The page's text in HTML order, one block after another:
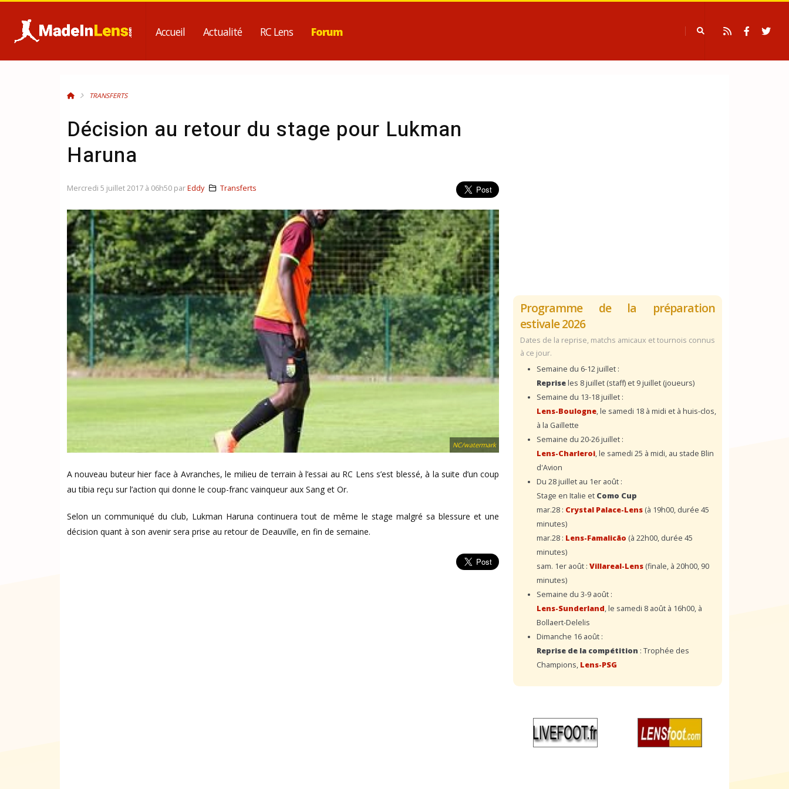
Accueil Actualité RC Lens Forum
TRANSFERTS
Décision au retour du stage pour Lukman
Haruna
NC/watermark
A nouveau buteur hier face à Avranches, le milieu de terrain à l’essai au RC Lens s’est blessé, à la suite d’un coup
au tibia reçu sur l’action qui donne le coup-franc vainqueur aux Sang et Or.
Selon un communiqué du club, Lukman Haruna continuera tout de même le stage malgré sa blessure et une
décision quant à son avenir sera prise au retour de Deauville, en fin de semaine.
Mercredi 5 juillet 2017 à 06h50 parEddy Transferts
Programme de la préparation
estivale 2026
Dates de la reprise, matchs amicaux et tournois connus
à ce jour.
Semaine du 6-12 juillet :
Repriseles 8 juillet (staff) et 9 juillet (joueurs)
Semaine du 13-18 juillet :
Lens-Boulogne, le samedi 18 à midi et à huis-clos,
à la Gaillette
Semaine du 20-26 juillet :
Lens-Charleroi, le samedi 25 à midi, au stade Blin
d'Avion
Du 28 juillet au 1er août :
Stage en Italie et Como Cup
mar.28 : Crystal Palace-Lens (à 19h00, durée 45
minutes)
mar.28 : Lens-Famalicão (à 22h00, durée 45
minutes)
sam. 1er août : Villareal-Lens (finale, à 20h00, 90
minutes)
Semaine du 3-9 août :
Lens-Sunderland, le samedi 8 août à 16h00, à
Bollaert-Delelis
Dimanche 16 août :
Reprise de la compétition : Trophée des
Champions, Lens-PSG